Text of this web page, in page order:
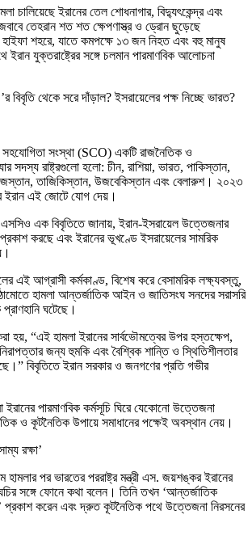
চালিয়েছে ইরানের তেল শোধনাগার, বিদ্যুৎকেন্দ্র এবং
তেহরান শত শত ক্ষেপণাস্ত্র ও ড্রোন ছুড়েছে
শহরে, যাতে কমপক্ষে ১৩ জন নিহত এবং বহু মানুষ
যুক্তরাষ্ট্রের সঙ্গে চলমান পারমাণবিক আলোচনা
বিবৃতি থেকে সরে দাঁড়াল? ইসরায়েলের পক্ষ নিচ্ছে ভারত?
সহযোগিতা সংস্থা (SCO) একটি রাজনৈতিক ও
সদস্য রাষ্ট্রগুলো হলো: চীন, রাশিয়া, ভারত, পাকিস্তান,
তাজিকিস্তান, উজবেকিস্তান এবং বেলারুশ। ২০২৩
ইরান এই জোটে যোগ দেয়।
এসসিও এক বিবৃতিতে জানায়, ইরান-ইসরায়েল উত্তেজনার
করছে এবং ইরানের ভূখণ্ডে ইসরায়েলের সামরিক
এই আগ্রাসী কর্মকাণ্ড, বিশেষ করে বেসামরিক লক্ষ্যবস্তু,
হামলা আন্তর্জাতিক আইন ও জাতিসংঘ সনদের সরাসরি
ঘটেছে।
হয়, “এই হামলা ইরানের সার্বভৌমত্বের উপর হস্তক্ষেপ,
জন্য হুমকি এবং বৈশ্বিক শান্তি ও স্থিতিশীলতার
বিবৃতিতে ইরান সরকার ও জনগণের প্রতি গভীর
পারমাণবিক কর্মসূচি ঘিরে যেকোনো উত্তেজনা
ও কূটনৈতিক উপায়ে সমাধানের পক্ষেই অবস্থান নেয়।
রক্ষা’
হামলার পর ভারতের পররাষ্ট্র মন্ত্রী এস. জয়শঙ্কর ইরানের
সঙ্গে ফোনে কথা বলেন। তিনি তখন ‘আন্তর্জাতিক
প্রকাশ করেন এবং দ্রুত কূটনৈতিক পথে উত্তেজনা নিরসনের